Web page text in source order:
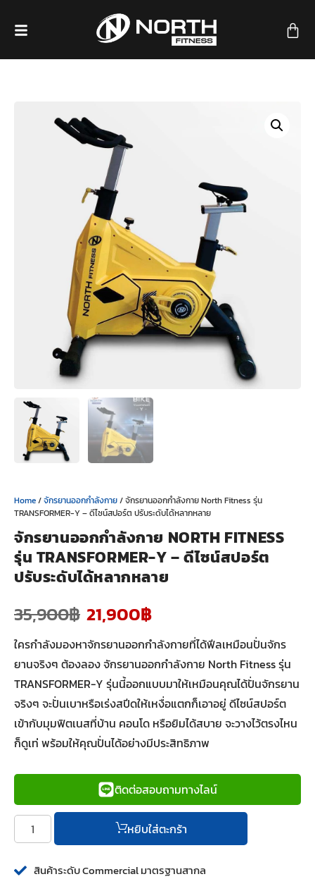
Home/จักรยานออกกำลังกาย/ จักรยานออกกำลังกาย North Fitness รุ่น
TRANSFORMER-Y – ดีไซน์สปอร์ต ปรับระดับได้หลากหลาย
จักรยานออกกำลังกาย NORTH FITNESS
รุ่น TRANSFORMER-Y – ดีไซน์สปอร์ต
ปรับระดับได้หลากหลาย
35,900฿ 21,900฿
ใครกำลังมองหาจักรยานออกกำลังกายที่ได้ฟีลเหมือนปั่นจักร
ยานจริงๆ ต้องลอง จักรยานออกกำลังกาย North Fitness รุ่น
TRANSFORMER-Y รุ่นนี้ออกแบบมาให้เหมือนคุณได้ปั่นจักรยาน
จริงๆ จะปั่นเบาหรือเร่งสปีดให้เหงื่อแตกก็เอาอยู่ ดีไซน์สปอร์ต
เข้ากับมุมฟิตเนสที่บ้าน คอนโด หรือยิมได้สบาย จะวางไว้ตรงไหน
ก็ดูเท่ พร้อมให้คุณปั่นได้อย่างมีประสิทธิภาพ
ติดต่อสอบถามทางไลน์
หยิบใส่ตะกร้า
สินค้าระดับ Commercial มาตรฐานสากล